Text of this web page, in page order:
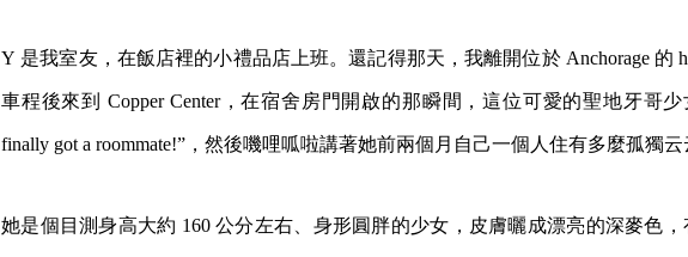
Y 是我室友，在飯店裡的小禮品店上班。還記得那天，我離開位於 Anchorage 的
車程後來到 Copper Center，在宿舍房門開啟的那瞬間，這位可愛的聖地牙哥
finally got a roommate!”，然後嘰哩呱啦講著她前兩個月自己一個人住有多麼孤獨云
她是個目測身高大約 160 公分左右、身形圓胖的少女，皮膚曬成漂亮的深麥色